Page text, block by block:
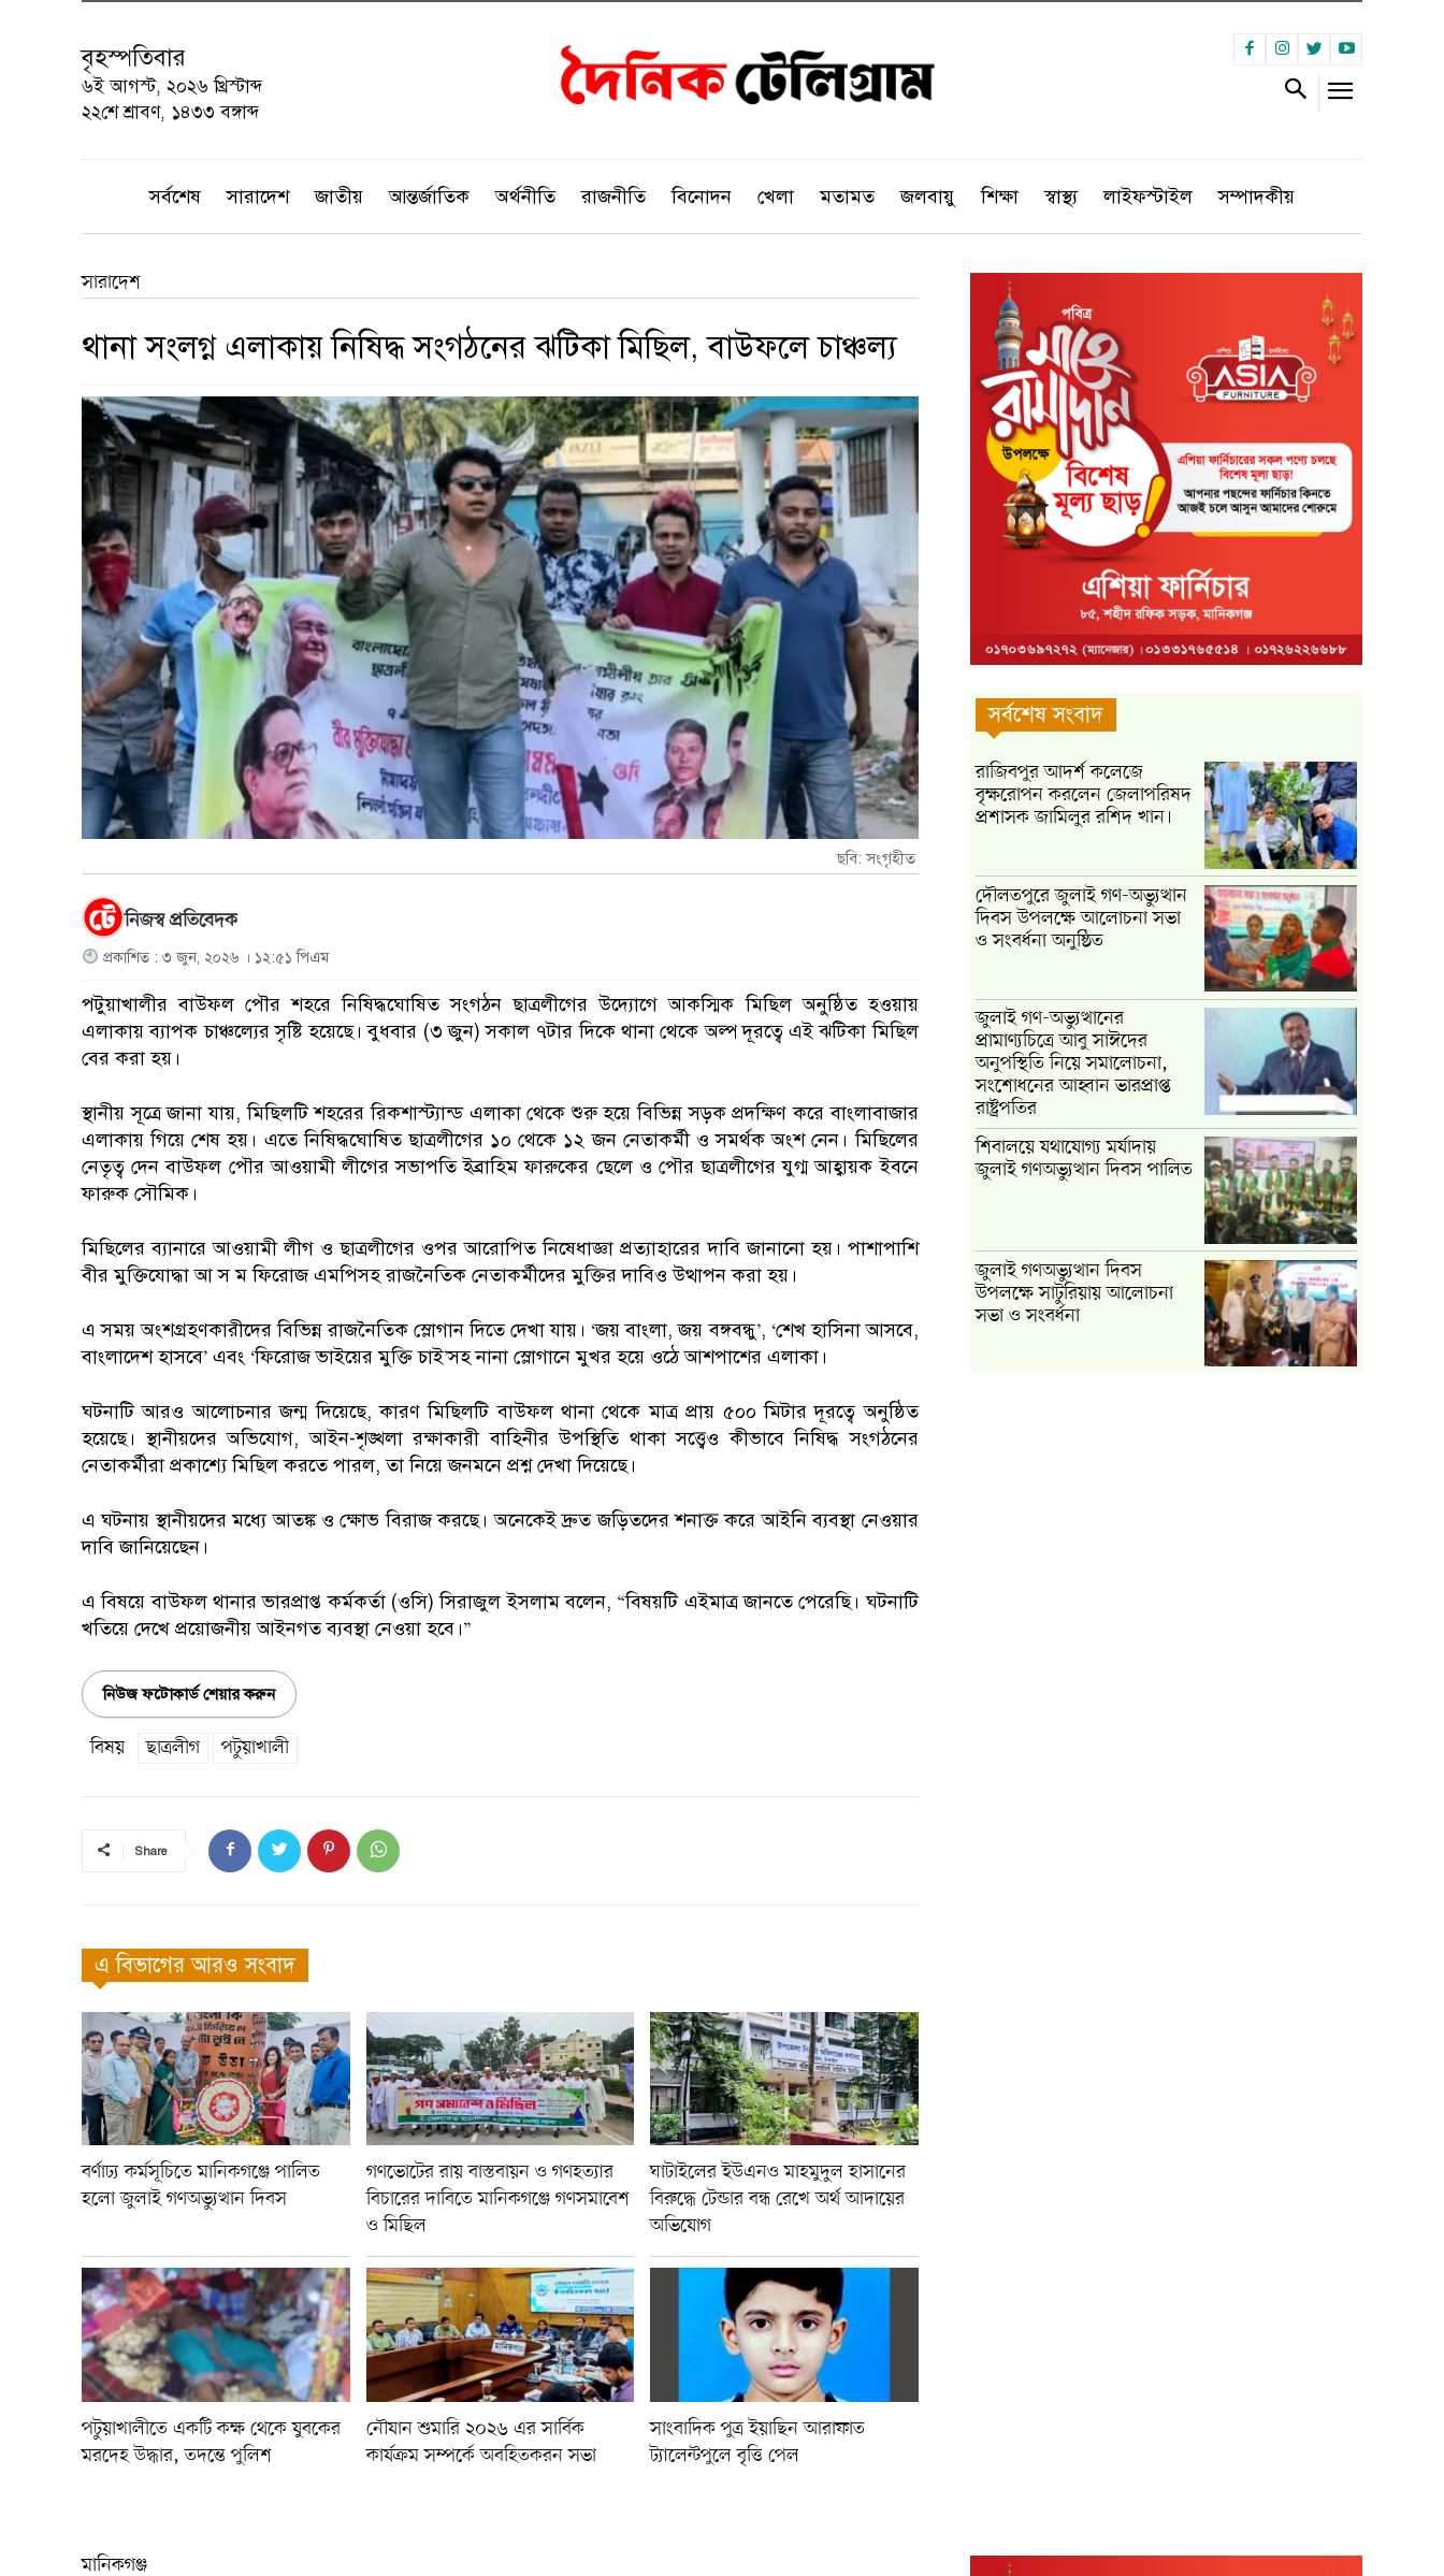
বৃহস্পতিবার
৬ই আগস্ট, ২০২৬ খ্রিস্টাব্দ
২২শে শ্রাবণ, ১৪৩৩ বঙ্গাব্দ
সর্বশেষ সারাদেশ জাতীয় আন্তর্জাতিক অর্থনীতি রাজনীতি বিনোদন খেলা মতামত জলবায়ু শিক্ষা স্বাস্থ্য লাইফস্টাইল সম্পাদকীয়
সারাদেশ
থানা সংলগ্ন এলাকায় নিষিদ্ধ সংগঠনের ঝটিকা মিছিল, বাউফলে চাঞ্চল্য
ছবি: সংগৃহীত
নিজস্ব প্রতিবেদক
প্রকাশিত : ৩ জুন, ২০২৬ । ১২:৫১ পিএম
পটুয়াখালীর বাউফল পৌর শহরে নিষিদ্ধঘোষিত সংগঠন ছাত্রলীগের উদ্যোগে আকস্মিক মিছিল অনুষ্ঠিত হওয়ায়
এলাকায় ব্যাপক চাঞ্চল্যের সৃষ্টি হয়েছে। বুধবার (৩ জুন) সকাল ৭টার দিকে থানা থেকে অল্প দূরত্বে এই ঝটিকা মিছিল
বের করা হয়।
স্থানীয় সূত্রে জানা যায়, মিছিলটি শহরের রিকশাস্ট্যান্ড এলাকা থেকে শুরু হয়ে বিভিন্ন সড়ক প্রদক্ষিণ করে বাংলাবাজার
এলাকায় গিয়ে শেষ হয়। এতে নিষিদ্ধঘোষিত ছাত্রলীগের ১০ থেকে ১২ জন নেতাকর্মী ও সমর্থক অংশ নেন। মিছিলের
নেতৃত্ব দেন বাউফল পৌর আওয়ামী লীগের সভাপতি ইব্রাহিম ফারুকের ছেলে ও পৌর ছাত্রলীগের যুগ্ম আহ্বায়ক ইবনে
ফারুক সৌমিক।
মিছিলের ব্যানারে আওয়ামী লীগ ও ছাত্রলীগের ওপর আরোপিত নিষেধাজ্ঞা প্রত্যাহারের দাবি জানানো হয়। পাশাপাশি
বীর মুক্তিযোদ্ধা আ স ম ফিরোজ এমপিসহ রাজনৈতিক নেতাকর্মীদের মুক্তির দাবিও উত্থাপন করা হয়।
এ সময় অংশগ্রহণকারীদের বিভিন্ন রাজনৈতিক স্লোগান দিতে দেখা যায়। ‘জয় বাংলা, জয় বঙ্গবন্ধু’, ‘শেখ হাসিনা আসবে,
বাংলাদেশ হাসবে’ এবং ‘ফিরোজ ভাইয়ের মুক্তি চাই’সহ নানা স্লোগানে মুখর হয়ে ওঠে আশপাশের এলাকা।
ঘটনাটি আরও আলোচনার জন্ম দিয়েছে, কারণ মিছিলটি বাউফল থানা থেকে মাত্র প্রায় ৫০০ মিটার দূরত্বে অনুষ্ঠিত
হয়েছে। স্থানীয়দের অভিযোগ, আইন-শৃঙ্খলা রক্ষাকারী বাহিনীর উপস্থিতি থাকা সত্ত্বেও কীভাবে নিষিদ্ধ সংগঠনের
নেতাকর্মীরা প্রকাশ্যে মিছিল করতে পারল, তা নিয়ে জনমনে প্রশ্ন দেখা দিয়েছে।
এ ঘটনায় স্থানীয়দের মধ্যে আতঙ্ক ও ক্ষোভ বিরাজ করছে। অনেকেই দ্রুত জড়িতদের শনাক্ত করে আইনি ব্যবস্থা নেওয়ার
দাবি জানিয়েছেন।
এ বিষয়ে বাউফল থানার ভারপ্রাপ্ত কর্মকর্তা (ওসি) সিরাজুল ইসলাম বলেন, “বিষয়টি এইমাত্র জানতে পেরেছি। ঘটনাটি
খতিয়ে দেখে প্রয়োজনীয় আইনগত ব্যবস্থা নেওয়া হবে।”
নিউজ ফটোকার্ড শেয়ার করুন
বিষয় ছাত্রলীগ পটুয়াখালী
Share
এ বিভাগের আরও সংবাদ
বর্ণাঢ্য কর্মসূচিতে মানিকগঞ্জে পালিত
হলো জুলাই গণঅভ্যুত্থান দিবস
গণভোটের রায় বাস্তবায়ন ও গণহত্যার
বিচারের দাবিতে মানিকগঞ্জে গণসমাবেশ
ও মিছিল
ঘাটাইলের ইউএনও মাহমুদুল হাসানের
বিরুদ্ধে টেন্ডার বন্ধ রেখে অর্থ আদায়ের
অভিযোগ
পটুয়াখালীতে একটি কক্ষ থেকে যুবকের
মরদেহ উদ্ধার, তদন্তে পুলিশ
নৌযান শুমারি ২০২৬ এর সার্বিক
কার্যক্রম সম্পর্কে অবহিতকরন সভা
সাংবাদিক পুত্র ইয়াছিন আরাফাত
ট্যালেন্টপুলে বৃত্তি পেল
সর্বশেষ সংবাদ
রাজিবপুর আদর্শ কলেজে
বৃক্ষরোপন করলেন জেলাপরিষদ
প্রশাসক জামিলুর রশিদ খান।
দৌলতপুরে জুলাই গণ-অভ্যুত্থান
দিবস উপলক্ষে আলোচনা সভা
ও সংবর্ধনা অনুষ্ঠিত
জুলাই গণ-অভ্যুত্থানের
প্রামাণ্যচিত্রে আবু সাঈদের
অনুপস্থিতি নিয়ে সমালোচনা,
সংশোধনের আহ্বান ভারপ্রাপ্ত
রাষ্ট্রপতির
শিবালয়ে যথাযোগ্য মর্যাদায়
জুলাই গণঅভ্যুত্থান দিবস পালিত
জুলাই গণঅভ্যুত্থান দিবস
উপলক্ষে সাটুরিয়ায় আলোচনা
সভা ও সংবর্ধনা